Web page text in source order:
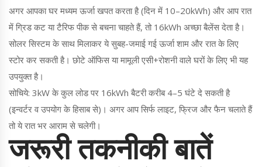
अगर आपका घर मध्यम ऊर्जा खपत करता है (दिन में 10–20kWh) और आप रात
में ग्रिड कट या टैरिफ पीक से बचना चाहते हैं, तो 16kWh अच्छा बैलेंस देता है।
सोलर सिस्टम के साथ मिलाकर ये सुबह-जमाई गई ऊर्जा शाम और रात के लिए
स्टोर कर सकती है। छोटे ऑफिस या मामूली एसी+रोशनी वाले घरों के लिए भी यह
उपयुक्त है।
सोचिये: 3kW के कुल लोड पर 16kWh बैटरी करीब 4–5 घंटे दे सकती है
(इन्वर्टर व उपयोग के हिसाब से)। अगर आप सिर्फ लाइट, फ्रिज और फैन चलाते हैं
तो ये रात भर आराम से चलेगी।
जरूरी तकनीकी बातें